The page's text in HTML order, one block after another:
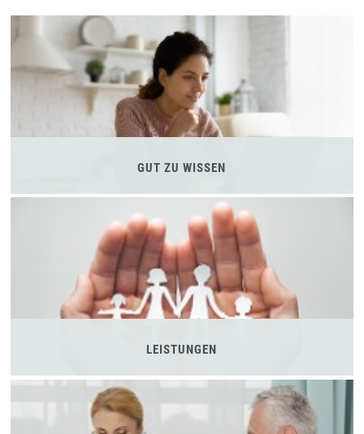
GUT ZU WISSEN
LEISTUNGEN